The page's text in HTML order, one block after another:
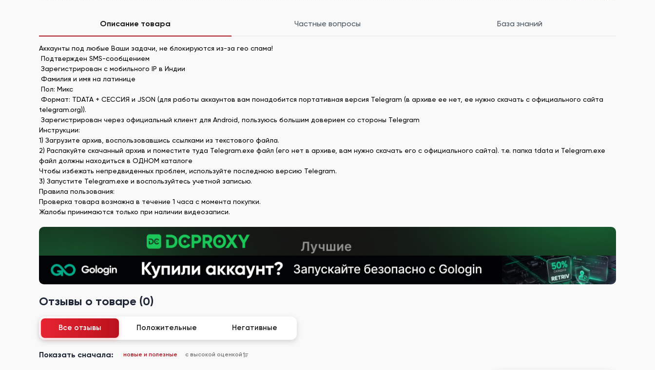
Описание товара Частные вопросы База знаний
Аккаунты под любые Ваши задачи, не блокируются из-за гео спама!
Подтвержден SMS-сообщением
Зарегистрирован с мобильного IP в Индии
Фамилия и имя на латинице
Пол: Микс
Формат: TDATA + СЕССИЯ и JSON (для работы аккаунтов вам понадобится портативная версия Telegram (в архиве ее нет, ее нужно скачать с официального сайта
telegram.org)).
Зарегистрирован через официальный клиент для Android, пользуюсь большим доверием со стороны Telegram
Инструкции:
1) Загрузите архив, воспользовавшись ссылками из текстового файла.
2) Распакуйте скачанный архив и поместите туда Telegram.exe файл (его нет в архиве, вам нужно скачать его с официального сайта). т.е. папка tdata и Telegram.exe
файл должны находиться в ОДНОМ каталоге
Чтобы избежать непредвиденных проблем, используйте последнюю версию Telegram.
3) Запустите Telegram.exe и воспользуйтесь учетной записью.
Правила пользования:
Проверка товара возможна в течение 1 часа с момента покупки.
Жалобы принимаются только при наличии видеозаписи.
Отзывы о товаре (0)
Все отзывы Положительные Негативные
Показать сначала: новые и полезные с высокой оценкой